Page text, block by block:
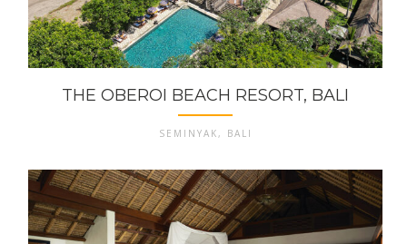
THE OBEROI BEACH RESORT, BALI
SEMINYAK, BALI